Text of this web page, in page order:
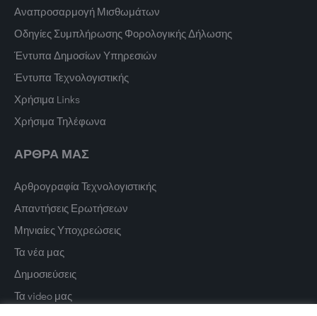
Αναπροσαρμογή Μισθωμάτων
Οδηγίες Συμπλήρωσης Φορολογικής Δήλωσης
Έντυπα Δημοσίων Υπηρεσιών
Έντυπα Τεχνολογιστικής
Χρήσιμα Links
Χρήσιμα Τηλέφωνα
ΑΡΘΡΑ ΜΑΣ
Αρθρογραφία Τεχνολογιστικής
Απαντήσεις Ερωτήσεων
Μηνιαίες Υποχρεώσεις
Τα νέα μας
Δημοσιεύσεις
Τα video μας